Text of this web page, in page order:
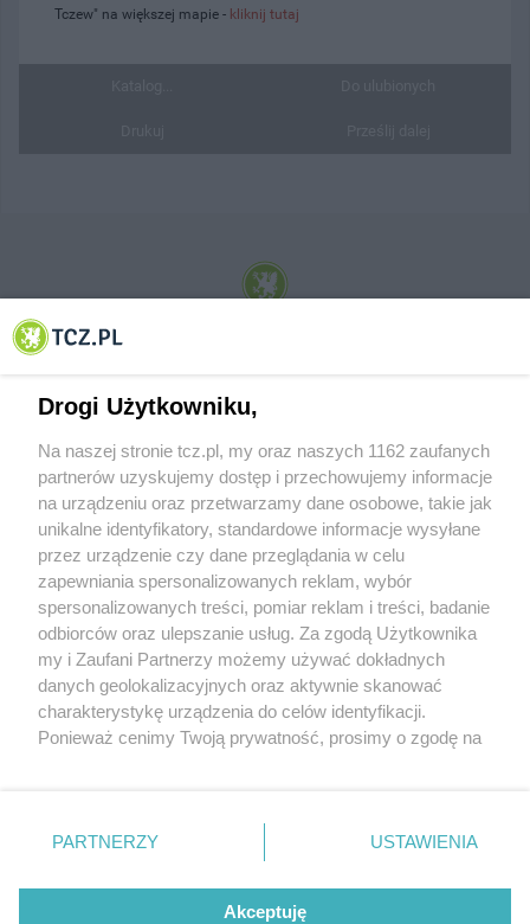
Tczew" na większej mapie - kliknij tutaj
© 2001-2026 Tczew - TCZ.PL Sp. z o.o. Internetowy Serwis Informacyjny Miasta
O FIRMIE POLITYKA PRYWATNOŚCI HOSTING
REKLAMA WSPÓŁPRACA RSS FACEBOOK KONTAKT
Nasze serwisy
Aktualności
Tcz24
Historia miasta
Muzyka i kultura
Archiwum wydarzeń
Zdjęcia miasta
Drogi Użytkowniku,
Na naszej stronie tcz.pl, my oraz naszych 1162 zaufanych
partnerów uzyskujemy dostęp i przechowujemy informacje
na urządzeniu oraz przetwarzamy dane osobowe, takie jak
unikalne identyfikatory, standardowe informacje wysyłane
przez urządzenie czy dane przeglądania w celu
zapewniania spersonalizowanych reklam, wybór
spersonalizowanych treści, pomiar reklam i treści, badanie
odbiorców oraz ulepszanie usług. Za zgodą Użytkownika
my i Zaufani Partnerzy możemy używać dokładnych
danych geolokalizacyjnych oraz aktywnie skanować
charakterystykę urządzenia do celów identyfikacji.
Ponieważ cenimy Twoją prywatność, prosimy o zgodę na
znajdujący się w lewym dolnym rogu strony
. Niektóre
PARTNERZY USTAWIENIA
Akceptuję